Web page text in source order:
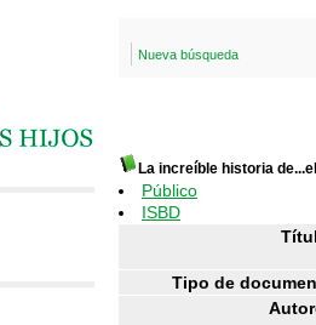
Nueva búsqueda
La increíble historia
Público
ISBD
Tipo de